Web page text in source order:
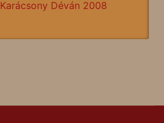
Karácsony Déván 2008